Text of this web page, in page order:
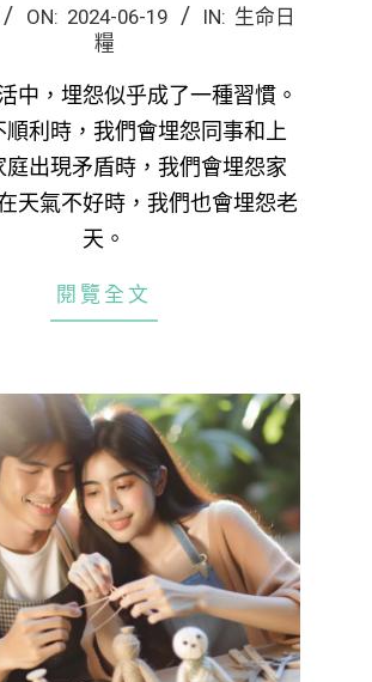
ON: 2024-06-19 IN: 生命日
糧
中，埋怨似乎成了一種習慣。
順利時，我們會埋怨同事和上
庭出現矛盾時，我們會埋怨家
天氣不好時，我們也會埋怨老
天。
閱覽全文